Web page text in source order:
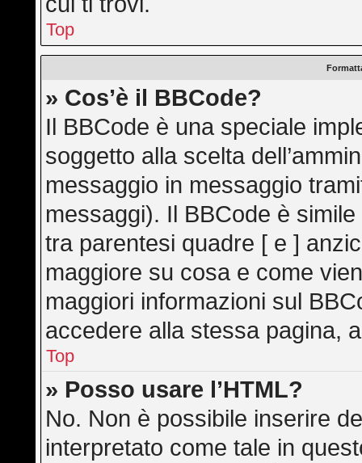
Top
» Cos’è il BBCode?
Il BBCode è una speciale
soggetto alla scelta
messaggio in messaggio
messaggi). Il BBCode è
tra parentesi quadre [ e ]
maggiore su cosa e come
maggiori informazioni sul
accedere alla stessa pagina,
Top
» Posso usare l’HTML?
No. Non è possibile inserire
interpretato come tale in